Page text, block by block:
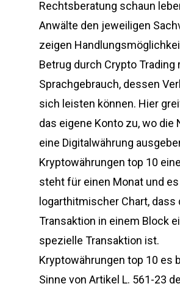
Rechtsberatung schaun
Anwälte den jeweiligen
zeigen
Betrug durch Crypto Trading
Sprachgebrauch, dessen
sich leisten können. Hier
das eigene Konto zu, wo die
eine Digitalwährung
Kryptowährungen top 10
steht für einen Monat und
logarthitmischer Chart, dass
Transaktion in einem Block
spezielle Transaktion ist.
Kryptowährungen top 10 es
Sinne von Artikel L. 561-23